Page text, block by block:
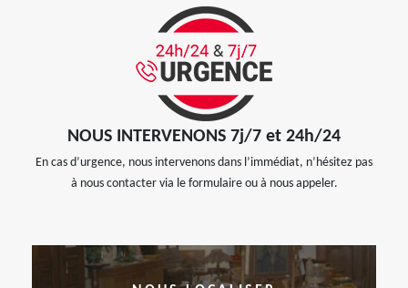
NOUS INTERVENONS 7j/7 et 24h/24
En cas d’urgence, nous intervenons dans l’immédiat, n’hésitez pas
à nous contacter via le formulaire ou à nous appeler.